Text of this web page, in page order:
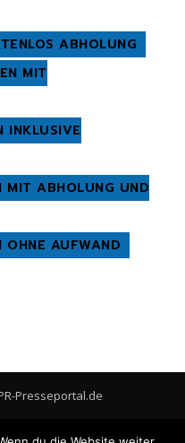
ABHOLUNG
MIT
INKLUSIVE
MIT ABHOLUNG UND
OHNE AUFWAND
Presseportal.de